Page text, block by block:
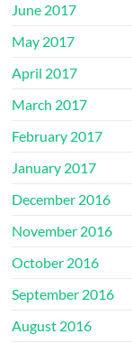
June 2017
May 2017
April 2017
March 2017
February 2017
January 2017
December 2016
November 2016
October 2016
September 2016
August 2016